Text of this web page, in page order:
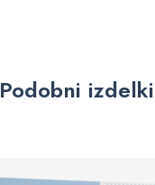
Podobni izdelki